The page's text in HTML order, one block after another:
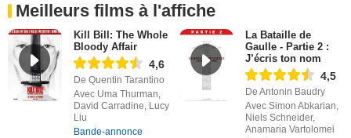
Meilleurs films à l'affiche
Kill Bill: The Whole
Bloody Affair
4,6
De Quentin Tarantino
Avec Uma Thurman,
David Carradine, Lucy
Liu
Bande-annonce
La Bataille de
Gaulle - Partie 2 :
J’écris ton nom
4,5
De Antonin Baudry
Avec Simon Abkarian,
Niels Schneider,
Anamaria Vartolomei